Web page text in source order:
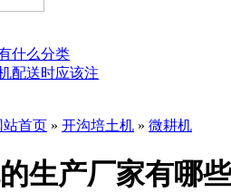
什么分类
配送时应该注
站首页 » 开沟培土机 » 微耕机
生产厂家有哪些